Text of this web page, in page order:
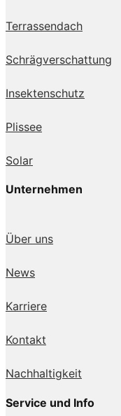
Terrassendach
Schrägverschattung
Insektenschutz
Plissee
Solar
Unternehmen
Über uns
News
Karriere
Kontakt
Nachhaltigkeit
Service und Info